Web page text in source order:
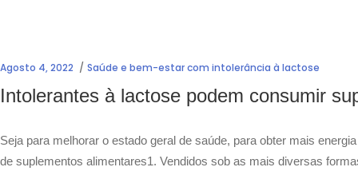
Agosto 4, 2022 Saúde e bem-estar com intolerância à lactose
Intolerantes à lactose podem consumir
Seja para melhorar o estado geral de saúde, para obter mais
de suplementos alimentares1. Vendidos sob as mais diversas